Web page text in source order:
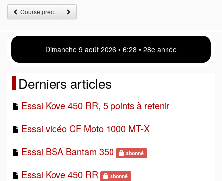
Course préc.
Dimanche 9 août 2026 • 6 28 • 28e année
Derniers articles
Essai Kove 450 RR, 5 points à retenir
Essai vidéo CF Moto 1000 MT-X
Essai BSA Bantam 350
abonné
Essai Kove 450 RR abonné